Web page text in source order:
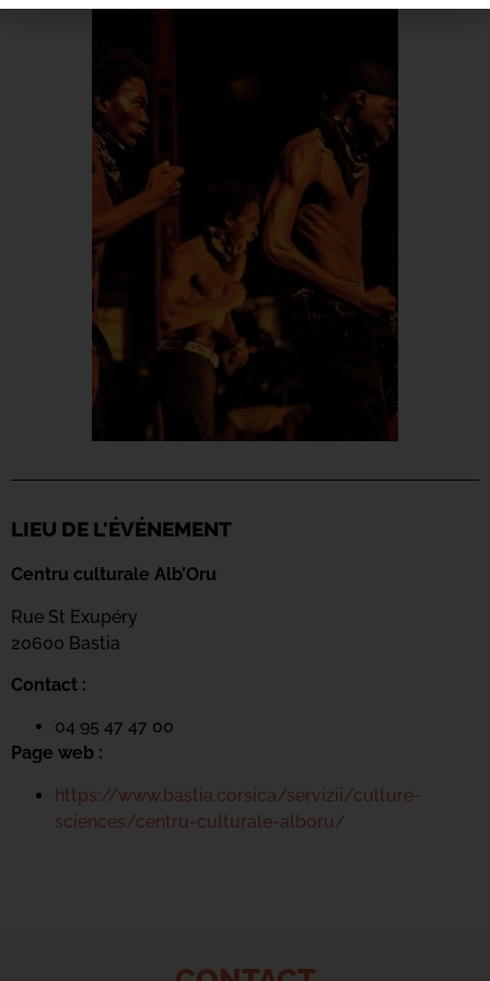
LIEU DE L'ÉVÉNEMENT
Centru culturale Alb’Oru
Rue St Exupéry
20600 Bastia
Contact :
04 95 47 47 00
Page web :
https://www.bastia.corsica/servizii/culture-
sciences/centru-culturale-alboru/